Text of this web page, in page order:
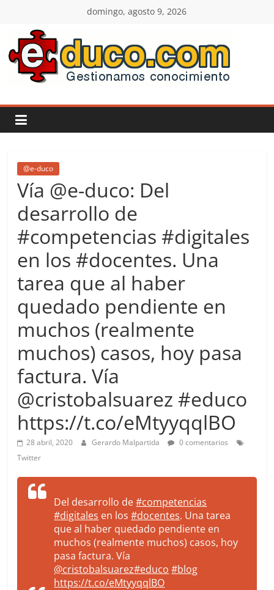
contenido
domingo, agosto 9, 2026
E-
duco:
Gestión
del
Conocimiento
Learn
Do
more.
more.
@e-duco
Vía @e-duco: Del
desarrollo de
#competencias #digitales
en los #docentes. Una
tarea que al haber
quedado pendiente en
muchos (realmente
muchos) casos, hoy pasa
factura. Vía
@cristobalsuarez #educo
https://t.co/eMtyyqqlBO
28 abril, 2020 Gerardo Malpartida
0 comentarios
Twitter
Del desarrollo de#competencias
#digitales en los#docentes. Una tarea
que al haber quedado pendiente en
muchos (realmente muchos) casos, hoy
pasa factura. Vía
@cristobalsuarez#educo #blog
https://t.co/eMtyyqqlBO